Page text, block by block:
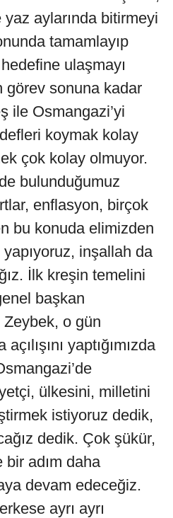
aylarında bitirmeyi
tamamlayıp
ulaşmayı
görev sonuna kadar
ile Osmangazi’yi
koymak kolay
çok kolay olmuyor.
bulunduğumuz
enflasyon, birçok
bu konuda elimizden
yapıyoruz, inşallah da
İlk kreşin temelini
başkan
Zeybek, o gün
yaptığımızda
ülkesini, milletini
istiyoruz dedik,
dedik. Çok şükür,
adım daha
devam edeceğiz.
ayrı ayrı